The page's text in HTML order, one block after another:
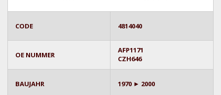
CODE 4814040
OE NUMMER
AFP1171
CZH646
BAUJAHR 1970 ► 2000